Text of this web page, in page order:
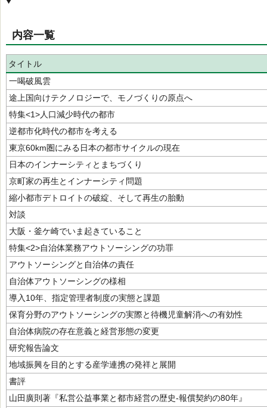
内容一覧
タイトル
一喝破風雲
途上国向けテクノロジーで、モノづくりの原点へ
特集<1>人口減少時代の都市
逆都市化時代の都市を考える
東京60km圏にみる日本の都市サイクルの現在
日本のインナーシティとまちづくり
京町家の再生とインナーシティ問題
縮小都市デトロイトの破綻、そして再生の胎動
対談
大阪・釜ケ崎でいま起きていること
特集<2>自治体業務アウトソーシングの功罪
アウトソーシングと自治体の責任
自治体アウトソーシングの様相
導入10年、指定管理者制度の実態と課題
保育分野のアウトソーシングの実際と待機児童解消への有効性
自治体病院の存在意義と経営形態の変更
研究報告論文
地域振興を目的とする産学連携の発祥と展開
書評
山田廣則著『私営公益事業と都市経営の歴史-報償契約の80年』